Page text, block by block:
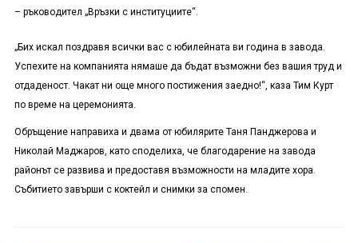
– ръководител „Връзки с институциите“.
„Бих искал поздравя всички вас с юбилейната ви година в завода.
Успехите на компанията нямаше да бъдат възможни без вашия труд и
отдаденост. Чакат ни още много постижения заедно!“, каза Тим Курт
по време на церемонията.
Обръщение направиха и двама от юбилярите Таня Панджерова и
Николай Маджаров, като споделиха, че благодарение на завода
районът се развива и предоставя възможности на младите хора.
Събитието завърши с коктейл и снимки за спомен.